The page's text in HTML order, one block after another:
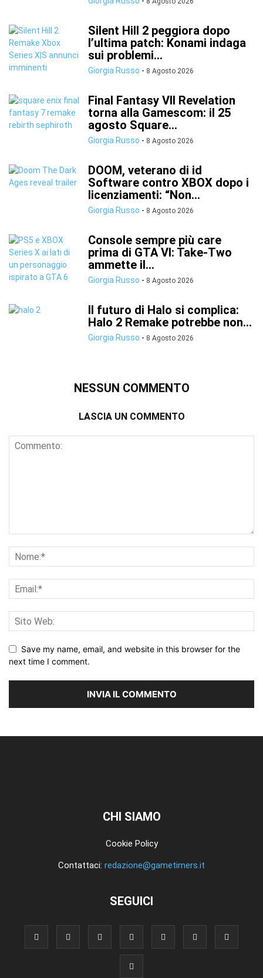
Silent Hill 2 peggiora dopo
l’ultima patch: Konami indaga
sui problemi...
Giorgia Russo - 8 Agosto 2026
Final Fantasy VII Revelation
torna alla Gamescom: il 25
agosto Square...
Giorgia Russo - 8 Agosto 2026
DOOM, veterano di id
Software contro XBOX dopo i
licenziamenti: “Non...
Giorgia Russo - 8 Agosto 2026
Console sempre più care
prima di GTA VI: Take-Two
ammette il...
Giorgia Russo - 8 Agosto 2026
Il futuro di Halo si complica:
Halo 2 Remake potrebbe non...
Giorgia Russo - 8 Agosto 2026
NESSUN COMMENTO
LASCIA UN COMMENTO
Save my name, email, and website in this browser for the
next time I comment.
CHI SIAMO
Cookie Policy
Contattaci: redazione@gametimers.it
SEGUICI